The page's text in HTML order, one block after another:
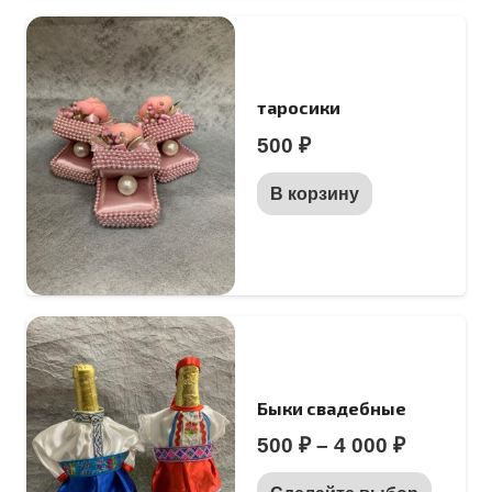
таросики
500 ₽
В корзину
Быки свадебные
500 ₽ – 4 000 ₽
цен:Этот